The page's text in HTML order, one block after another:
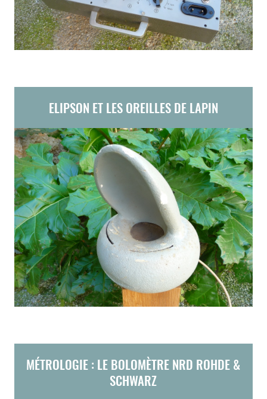
ELIPSON ET LES OREILLES DE LAPIN
MÉTROLOGIE : LE BOLOMÈTRE NRD ROHDE &
SCHWARZ